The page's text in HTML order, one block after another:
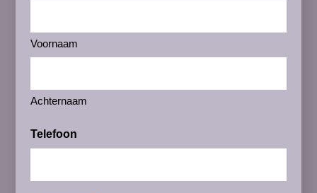
Voornaam
Achternaam
Telefoon